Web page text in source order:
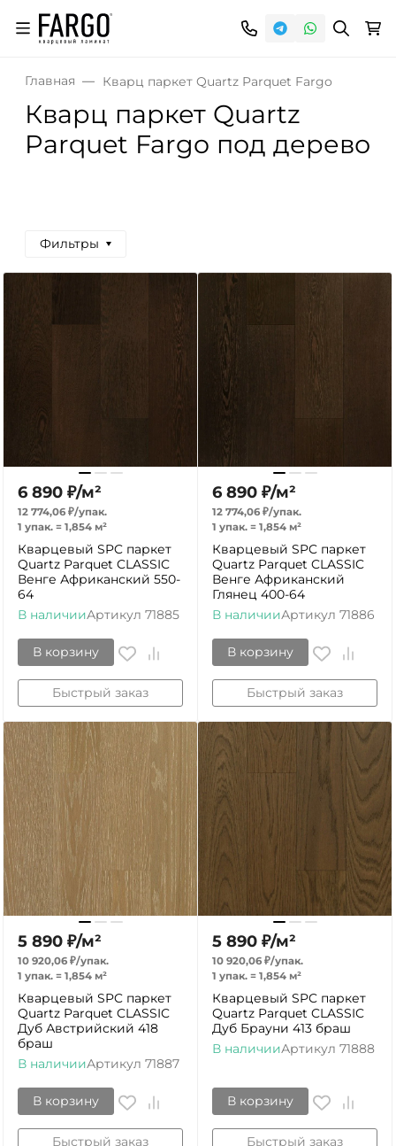
Главная Кварц паркет Quartz Parquet Fargo
Кварц паркет Quartz
Parquet Fargo под дерево
Фильтры
6 890 ₽/м²
12 774,06 ₽/упак.
1 упак. = 1,854 м²
Кварцевый SPC паркет
Quartz Parquet CLASSIC
Венге Африканский 550-
64
В наличииАртикул 71885
В корзину
Быстрый заказ
6 890 ₽/м²
12 774,06 ₽/упак.
1 упак. = 1,854 м²
Кварцевый SPC паркет
Quartz Parquet CLASSIC
Венге Африканский
Глянец 400-64
В наличииАртикул 71886
В корзину
Быстрый заказ
5 890 ₽/м²
10 920,06 ₽/упак.
1 упак. = 1,854 м²
Кварцевый SPC паркет
Quartz Parquet CLASSIC
Дуб Австрийский 418
браш
В наличииАртикул 71887
В корзину
Быстрый заказ
5 890 ₽/м²
10 920,06 ₽/упак.
1 упак. = 1,854 м²
Кварцевый SPC паркет
Quartz Parquet CLASSIC
Дуб Брауни 413 браш
В наличииАртикул 71888
В корзину
Быстрый заказ